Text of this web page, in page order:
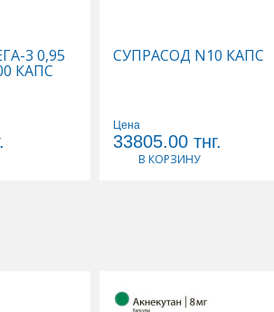
3 0,95
КАПС
СУПРАСОД N10 КАПС
Цена
33805.00 тнг.
В КОРЗИНУ